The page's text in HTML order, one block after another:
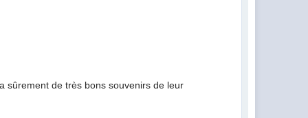
sûrement de très bons souvenirs de leur